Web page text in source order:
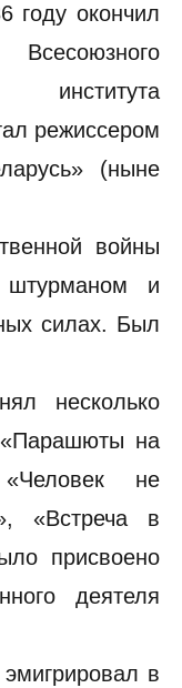
году окончил
Всесоюзного
режиссером
(ныне
войны
и
силах. Был
несколько
«Парашюты на
не
«Встреча в
присвоено
деятеля
в